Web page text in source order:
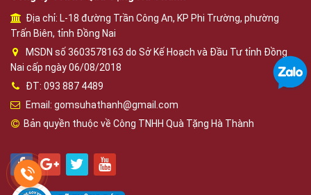
Địa chỉ: L-18 đường Trần Công An, KP Phi Trường, phường
Trấn Biên, tỉnh Đồng Nai
MSDN số 3603578163 do Sở Kế Hoạch và Đầu Tư tỉnh Đồng
Nai cấp ngày 06/08/2018
ĐT: 093 887 4489
Email: gomsuhathanh@gmail.com
Bản quyền thuộc về Công TNHH Quà Tặng Hà Thành